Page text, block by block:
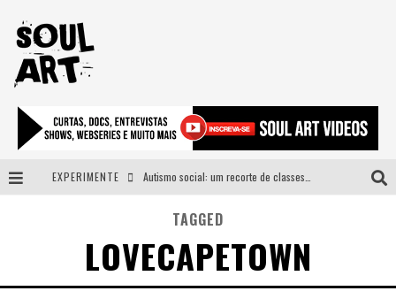
EXPERIMENTE
A subida da rampa é diferente!
Faça o bem! Mas, sem olhar a quem!?
Novo single de Arnaldo Tifu, “De Testa” explora brasilidade em sons, cores e símbolos
TAGGED
LOVECAPETOWN